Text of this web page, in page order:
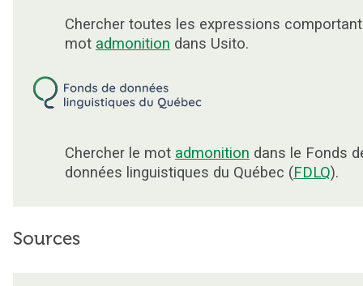
Chercher toutes les expressions
mot admonition dans Usito.
Chercher le mot admonition dans le Fonds
données linguistiques du Québec (FDLQ).
Sources